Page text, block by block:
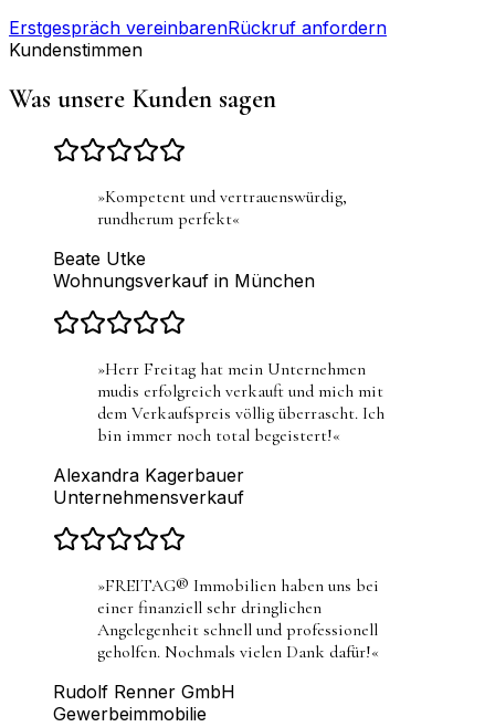
Erstgespräch vereinbarenRückruf anfordern
Kundenstimmen
Was unsere Kunden sagen
»Kompetent und vertrauenswürdig,
rundherum perfekt«
Beate Utke
Wohnungsverkauf in München
»Herr Freitag hat mein Unternehmen
mudis erfolgreich verkauft und mich mit
dem Verkaufspreis völlig überrascht. Ich
bin immer noch total begeistert!«
Alexandra Kagerbauer
Unternehmensverkauf
»FREITAG® Immobilien haben uns bei
einer finanziell sehr dringlichen
Angelegenheit schnell und professionell
geholfen. Nochmals vielen Dank dafür!«
Rudolf Renner GmbH
Gewerbeimmobilie